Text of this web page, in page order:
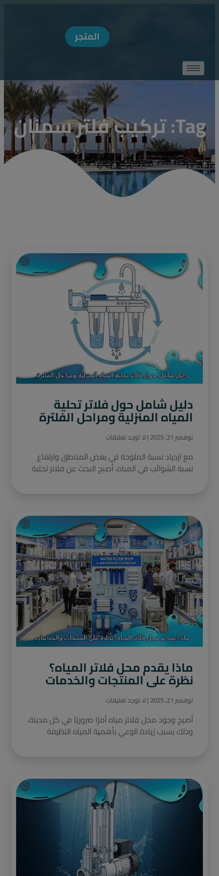
المتجر
Tag: تركيب فلتر سمنان
دليل شامل حول فلاتر تحلية
المياه المنزلية ومراحل الفلترة
نوفمبر 21, 2025 لا توجد تعليقات
مع ازدياد نسبة الملوحة في بعض المناطق وارتفاع
نسبة الشوائب في المياه، أصبح البحث عن فلاتر تحلية
ماذا يقدم محل فلاتر المياه؟
نظرة على المنتجات والخدمات
نوفمبر 21, 2025 لا توجد تعليقات
أصبح وجود محل فلاتر مياه أمرًا ضروريًا في كل مدينة،
وذلك بسبب زيادة الوعي بأهمية المياه النظيفة